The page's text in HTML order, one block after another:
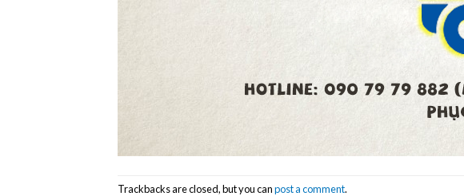
Trackbacks are closed, but you canpost a comment.